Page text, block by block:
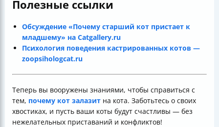
Полезные ссылки
Обсуждение «Почему старший кот пристает к
младшему» на Catgallery.ru
Психология поведения кастрированных котов —
zoopsihologcat.ru
Теперь вы вооружены знаниями, чтобы справиться с
тем, почему кот залазит на кота. Заботьтесь о своих
хвостиках, и пусть ваши коты будут счастливы — без
нежелательных приставаний и конфликтов!